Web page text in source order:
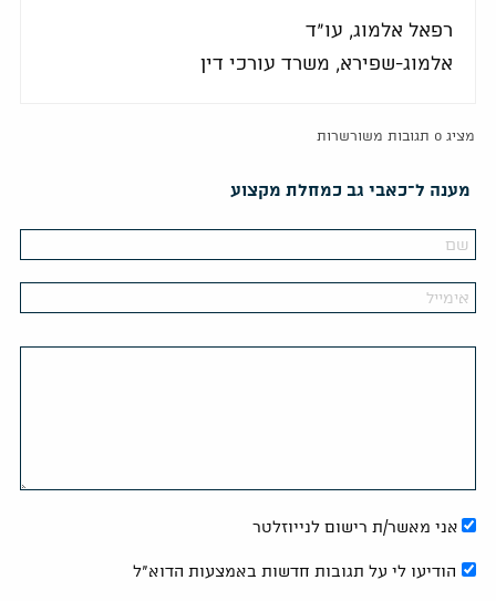
רפאל אלמוג, עו"ד
אלמוג-שפירא, משרד עורכי דין
מציג 0 תגובות משורשרות
מענה ל־כאבי גב כמחלת מקצוע
אני מאשר/ת רישום לנייוזלטר
הודיעו לי על תגובות חדשות באמצעות הדוא"ל